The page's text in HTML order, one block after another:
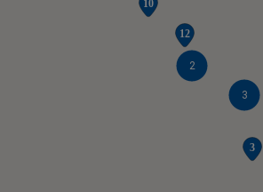
2
3